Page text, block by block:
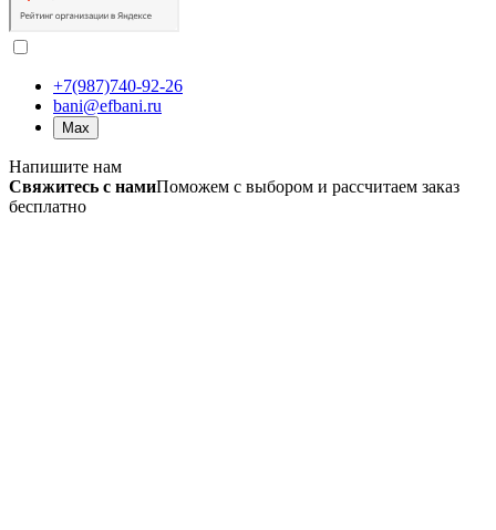
+7(987)740-92-26
bani@efbani.ru
Max
Напишите нам
Свяжитесь с намиПоможем с выбором и рассчитаем заказ
бесплатно